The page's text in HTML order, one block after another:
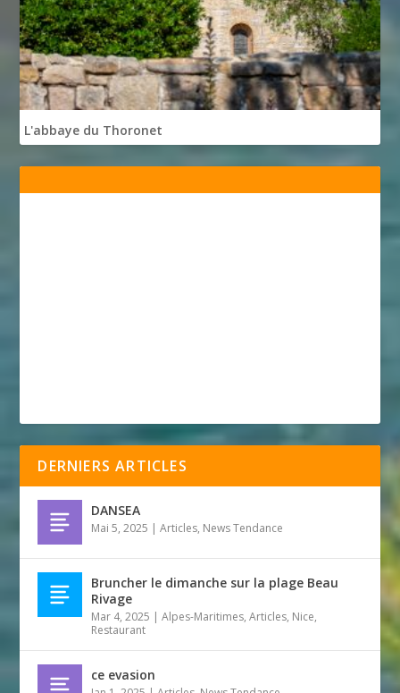
L'abbaye du Thoronet
DERNIERS ARTICLES
DANSEA
Mai 5, 2025 |Articles, News Tendance
Bruncher le dimanche sur la plage Beau
Rivage
Mar 4, 2025 |Alpes-Maritimes,Articles, Nice,
Restaurant
ce evasion